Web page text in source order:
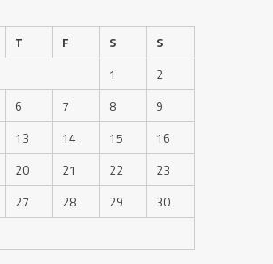
T F S
S
1
2
6 7 8
9
13 14 15
16
20 21 22
23
27 28 29
30